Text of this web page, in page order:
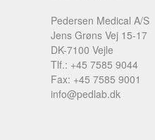
Pedersen Medical A/S
Jens Grøns Vej 15-17
DK-7100 Vejle
Tlf.: +45 7585 9044
Fax: +45 7585 9001
info@pedlab.dk